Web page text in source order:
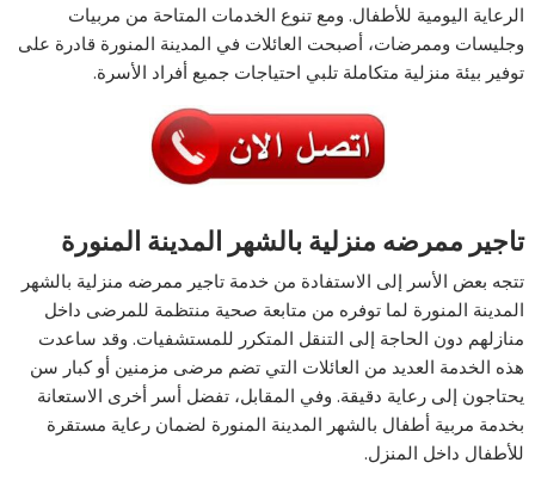
الرعاية اليومية للأطفال. ومع تنوع الخدمات المتاحة من مربيات
وجليسات وممرضات، أصبحت العائلات في المدينة المنورة قادرة على
توفير بيئة منزلية متكاملة تلبي احتياجات جميع أفراد الأسرة.
تاجير ممرضه منزلية بالشهر المدينة المنورة
تتجه بعض الأسر إلى الاستفادة من خدمة تاجير ممرضه منزلية بالشهر
المدينة المنورة لما توفره من متابعة صحية منتظمة للمرضى داخل
منازلهم دون الحاجة إلى التنقل المتكرر للمستشفيات. وقد ساعدت
هذه الخدمة العديد من العائلات التي تضم مرضى مزمنين أو كبار سن
يحتاجون إلى رعاية دقيقة. وفي المقابل، تفضل أسر أخرى الاستعانة
بخدمة مربية أطفال بالشهر المدينة المنورة لضمان رعاية مستقرة
للأطفال داخل المنزل.